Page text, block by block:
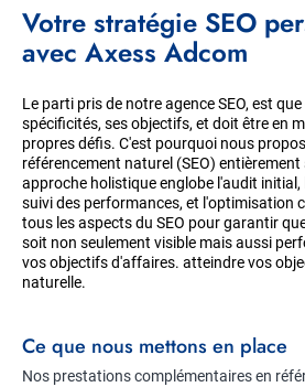
Votre stratégie SEO
avec Axess Adcom
Le parti pris de notre agence SEO, est
spécificités, ses objectifs, et doit être en
propres défis. C'est pourquoi nous
référencement naturel (SEO)
approche holistique englobe l'audit initial,
suivi des performances, et l'optimisation
tous les aspects du SEO pour garantir
soit non seulement visible mais aussi
vos objectifs d'affaires. atteindre vos
naturelle.
Ce que nous mettons en place
Nos prestations complémentaires en